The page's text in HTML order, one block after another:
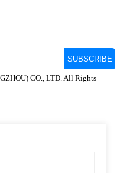
CO., LTD. All Rights